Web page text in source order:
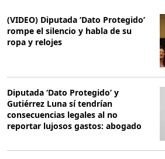
(VIDEO) Diputada ‘Dato Protegido’
rompe el silencio y habla de su
ropa y relojes
Diputada ‘Dato Protegido’ y
Gutiérrez Luna sí tendrían
consecuencias legales al no
reportar lujosos gastos: abogado